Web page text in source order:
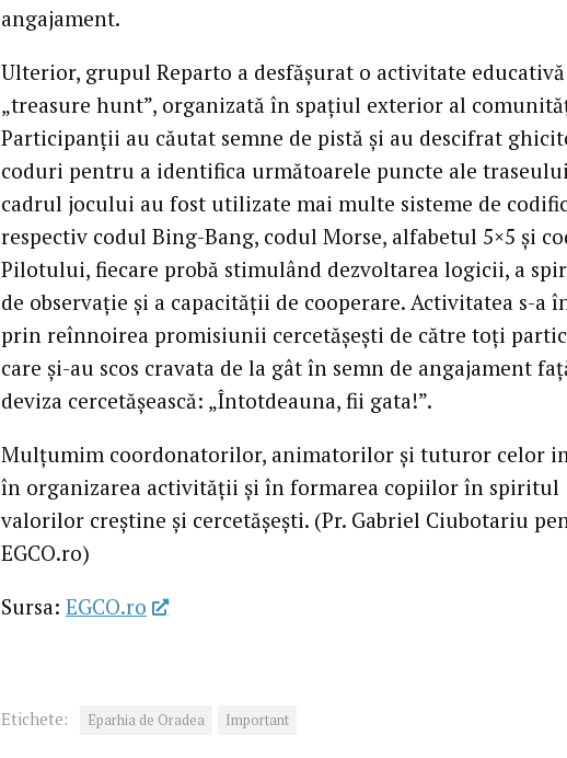
angajament.
Ulterior, grupul Reparto a desfășurat o activitate
„treasure hunt”, organizată în spațiul exterior al
Participanții au căutat semne de pistă și au descifrat
coduri pentru a identifica următoarele puncte ale
cadrul jocului au fost utilizate mai multe sisteme de
respectiv codul Bing-Bang, codul Morse, alfabetul 5×5 și
Pilotului, fiecare probă stimulând dezvoltarea logicii, a
de observație și a capacității de cooperare. Activitatea s-a
prin reînnoirea promisiunii cercetășești de către toți
care și-au scos cravata de la gât în semn de angajament
deviza cercetășească: „Întotdeauna, fii gata!”.
Mulțumim coordonatorilor, animatorilor și tuturor celor
în organizarea activității și în formarea copiilor în spiritul
valorilor creștine și cercetășești. (Pr. Gabriel Ciubotariu
EGCO.ro)
Sursa: EGCO.ro
Etichete: Eparhia de Oradea Important